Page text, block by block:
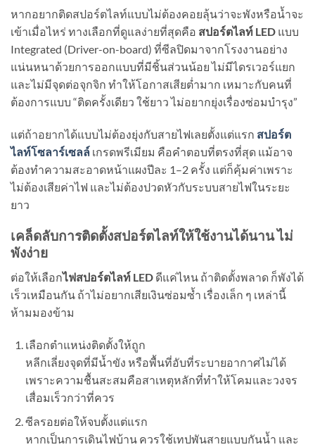
หากอยากติดสปอร์ตไลท์แบบไม่ต้องคอยลุ้นว่าจะพังหรือน้ำจะ
เข้าเมื่อไหร่ ทางเลือกที่ดูแลง่ายที่สุดคือ สปอร์ตไลท์ LED แบบ
Integrated (Driver-on-board) ที่ซีลปิดมาจากโรงงานอย่าง
แน่นหนาด้วยการออกแบบที่มีชิ้นส่วนน้อย ไม่มีไดรเวอร์แยก
และไม่มีจุดต่อจุกจิก ทำให้โอกาสเสียต่ำมาก เหมาะกับคนที่
ต้องการแบบ “ติดครั้งเดียว ใช้ยาว ไม่อยากยุ่งเรื่องซ่อมบำรุง”
แต่ถ้าอยากได้แบบไม่ต้องยุ่งกับสายไฟเลยตั้งแต่แรก สปอร์ต
ไลท์โซลาร์เซลล์ เกรดพรีเมียม คือคำตอบที่ตรงที่สุด แม้อาจ
ต้องทำความสะอาดหน้าแผงปีละ 1–2 ครั้ง แต่ก็คุ้มค่าเพราะ
ไม่ต้องเสียค่าไฟ และไม่ต้องปวดหัวกับระบบสายไฟในระยะ
ยาว
เคล็ดลับการติดตั้งสปอร์ตไลท์ให้ใช้งานได้นาน ไม่
พังง่าย
ต่อให้เลือกไฟสปอร์ตไลท์ LED ดีแค่ไหน ถ้าติดตั้งพลาด ก็พังได้
เร็วเหมือนกัน ถ้าไม่อยากเสียเงินซ่อมซ้ำ เรื่องเล็ก ๆ เหล่านี้
ห้ามมองข้าม
เลือกตำแหน่งติดตั้งให้ถูก
หลีกเลี่ยงจุดที่มีน้ำขัง หรือพื้นที่อับที่ระบายอากาศไม่ได้
เพราะความชื้นสะสมคือสาเหตุหลักที่ทำให้โคมและวงจร
เสื่อมเร็วกว่าที่ควร
ซีลรอยต่อให้จบตั้งแต่แรก
หากเป็นการเดินไฟบ้าน ควรใช้เทปพันสายแบบกันน้ำ และ